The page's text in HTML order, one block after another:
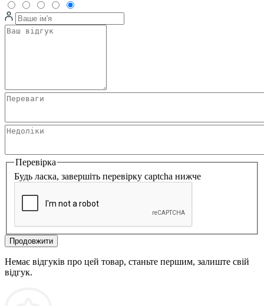
Перевірка
Будь ласка, завершіть перевірку captcha нижче
Продовжити
Немає відгуків про цей товар, станьте першим, залиште свій
відгук.